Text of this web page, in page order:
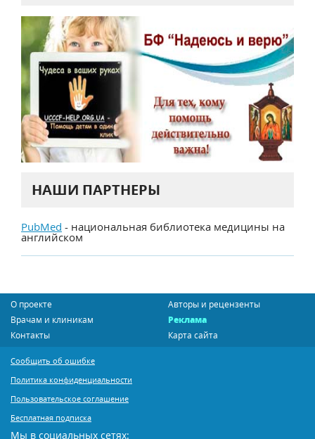
НАШИ ПАРТНЕРЫ
PubMed - национальная библиотека медицины на
английском
О проекте
Авторы и рецензенты
Врачам и клиникам
Реклама
Контакты
Карта сайта
Сообщить об ошибке
Политика конфиденциальности
Пользовательское соглашение
Бесплатная подписка
Мы в социальных сетях: